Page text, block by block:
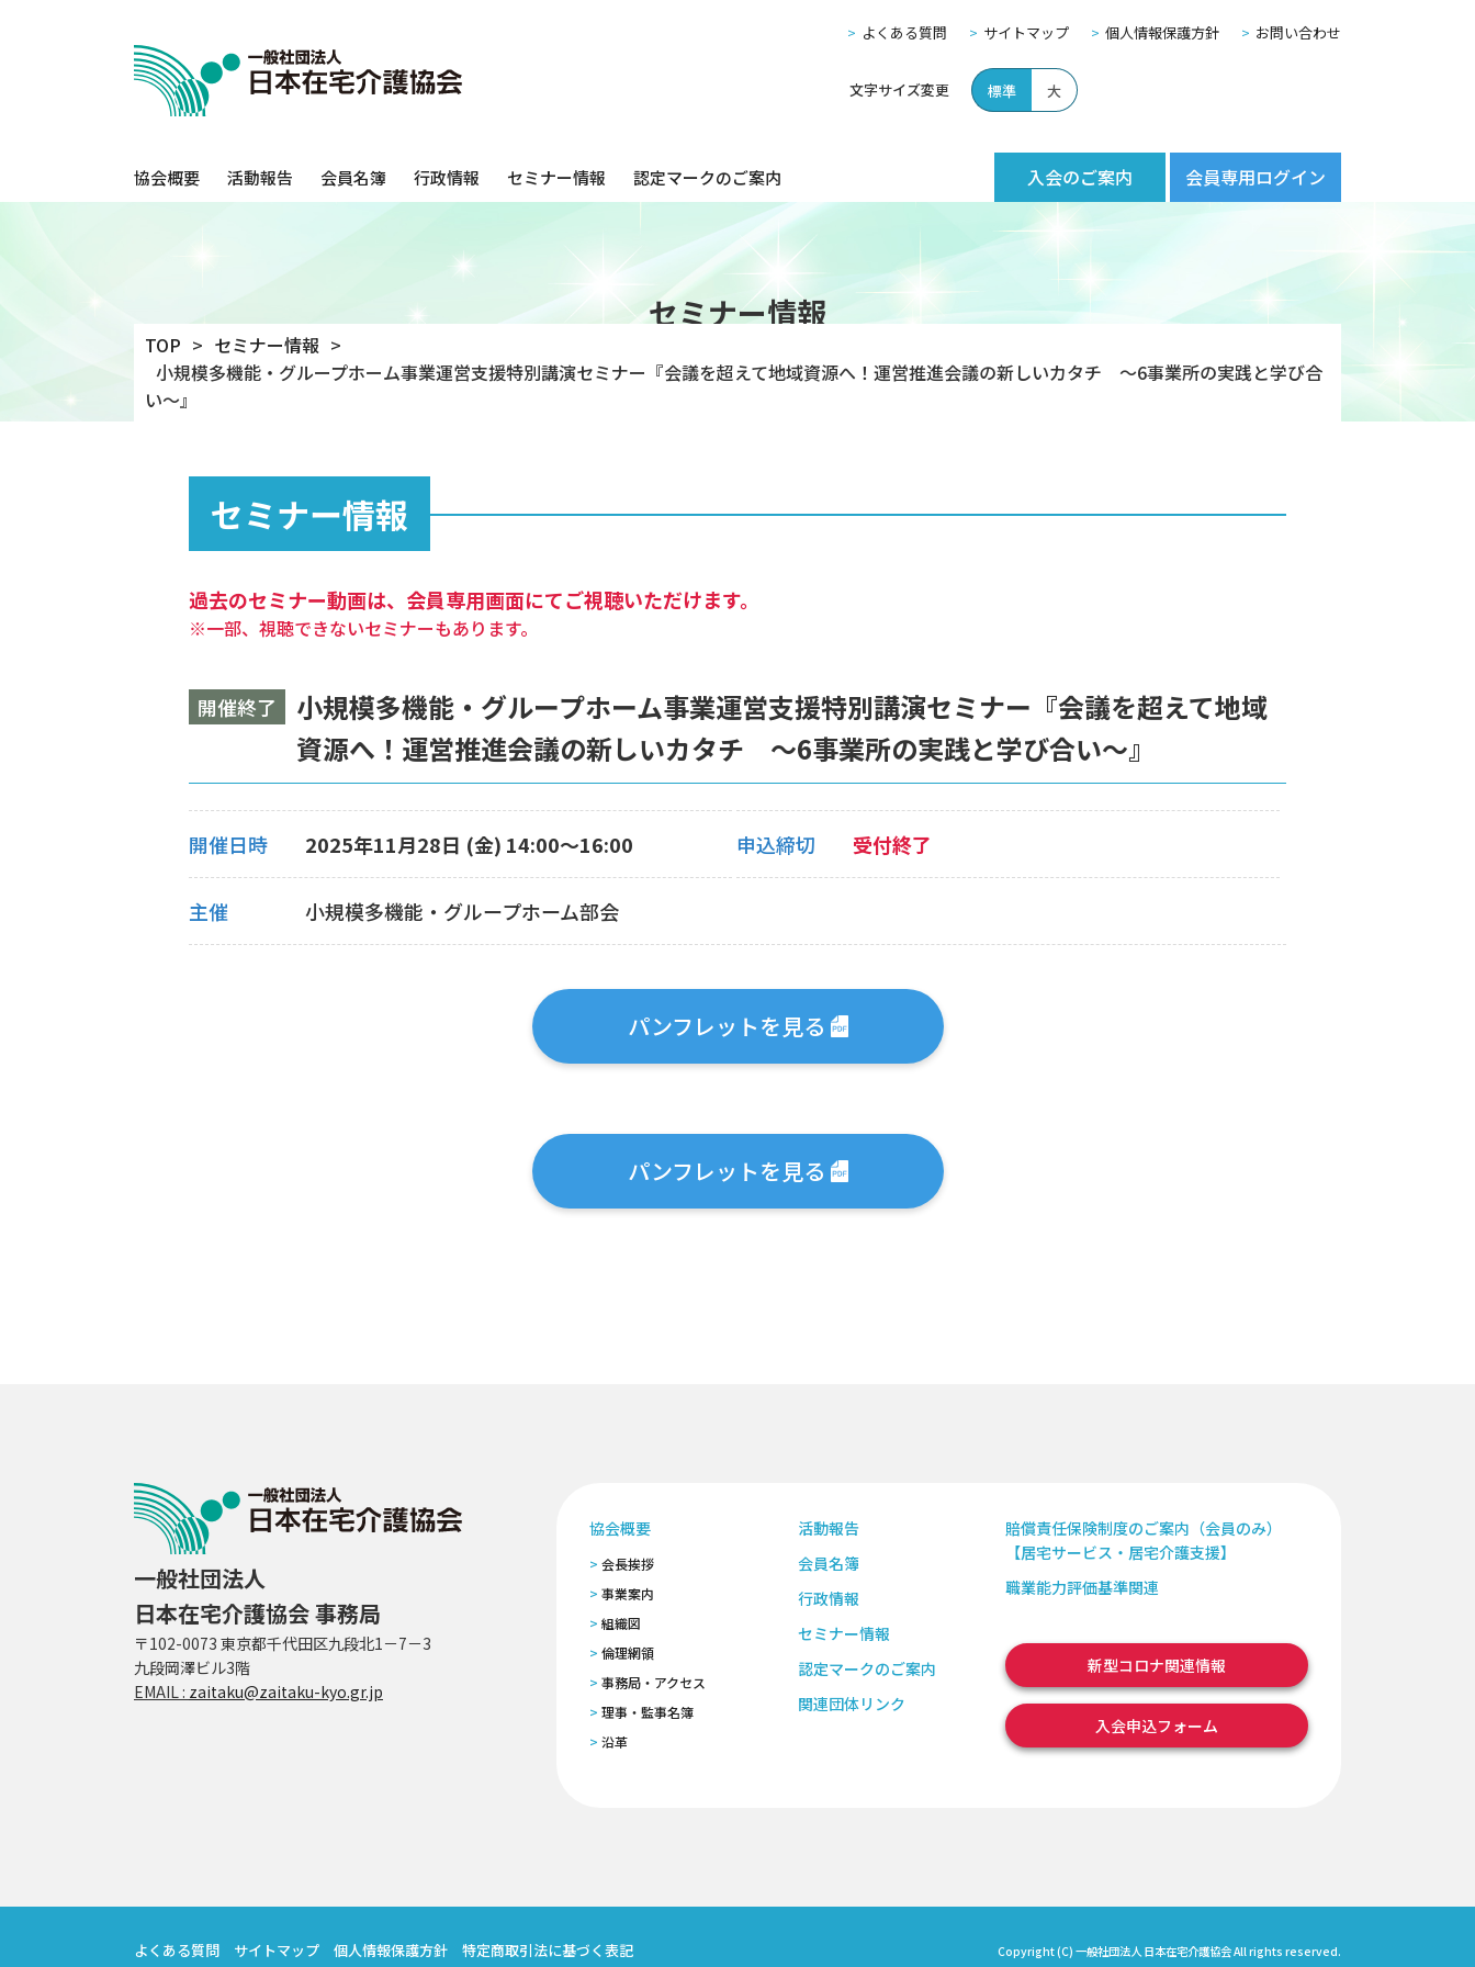
よくある質問 サイトマップ 個人情報保護方針 お問い合わせ
文字サイズ変更 標準 大
協会概要 活動報告 会員名簿 行政情報 セミナー情報 認定マークのご案内 入会のご案内 会員専用ログイン
セミナー情報
TOP
セミナー情報
小規模多機能・グループホーム事業運営支援特別講演セミナー『会議を超えて地域資源へ！運営推進会議の新しいカタチ ～6事業所の実践と学び合
い～』
セミナー情報
過去のセミナー動画は、会員専用画面にてご視聴いただけます。
※一部、視聴できないセミナーもあります。
開催終了
小規模多機能・グループホーム事業運営支援特別講演セミナー『会議を超えて地域
資源へ！運営推進会議の新しいカタチ ～6事業所の実践と学び合い～』
開催日時 2025年11月28日 (金) 14:00〜16:00 申込締切 受付終了
主催 小規模多機能・グループホーム部会
パンフレットを見る
パンフレットを見る
一般社団法人
日本在宅介護協会 事務局
〒102-0073 東京都千代田区九段北1－7－3
九段岡澤ビル3階
EMAIL : zaitaku@zaitaku-kyo.gr.jp
協会概要
会長挨拶
事業案内
組織図
倫理網領
事務局・アクセス
理事・監事名簿
沿革
活動報告
会員名簿
行政情報
セミナー情報
認定マークのご案内
関連団体リンク
賠償責任保険制度のご案内（会員のみ）
【居宅サービス・居宅介護支援】
職業能力評価基準関連
新型コロナ関連情報
入会申込フォーム
よくある質問 サイトマップ 個人情報保護方針 特定商取引法に基づく表記 Copyright (C) 一般社団法人 日本在宅介護協会 All rights reserved.